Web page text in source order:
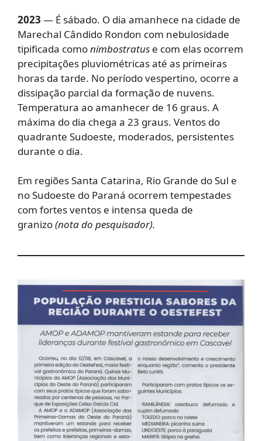
2023 — É sábado. O dia amanhece na cidade de
Marechal Cândido Rondon com nebulosidade
tipificada comonimbostratus e com elas ocorrem
precipitações pluviométricas até as primeiras
horas da tarde. No período vespertino, ocorre a
dissipação parcial da formação de nuvens.
Temperatura ao amanhecer de 16 graus. A
máxima do dia chega a 23 graus. Ventos do
quadrante Sudoeste, moderados, persistentes
durante o dia.
Em regiões Santa Catarina, Rio Grande do Sul e
no Sudoeste do Paraná ocorrem tempestades
com fortes ventos e intensa queda de
granizo(nota do pesquisador).